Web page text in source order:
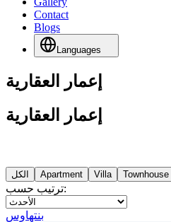
Contact
Blogs
Languages
إعمار العقارية
إعمار العقارية
الكل Apartment Villa Townhouse
ترتيب حسب:
بنتهاوس